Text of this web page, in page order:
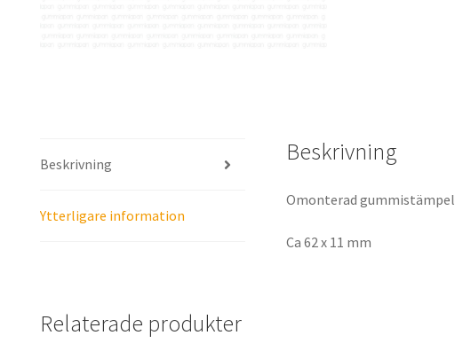
Beskrivning
Ytterligare information
Beskrivning
Omonterad gummistämpel
Ca 62 x 11 mm
Relaterade produkter